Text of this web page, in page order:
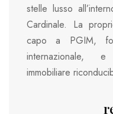
stelle lusso
Cardinale. La
capo a PGIM,
internazionale,
immobiliare